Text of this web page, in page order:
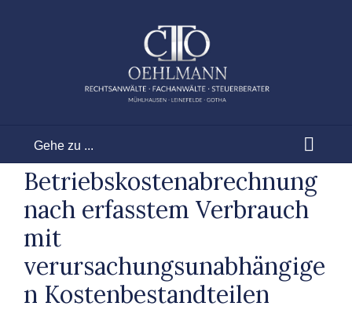
Gehe zu ...
Betriebskostenabrechnung
nach erfasstem Verbrauch
mit
verursachungsunabhängige
n Kostenbestandteilen